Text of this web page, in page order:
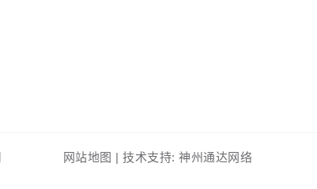
网站地图 | 技术支持: 神州通达网络